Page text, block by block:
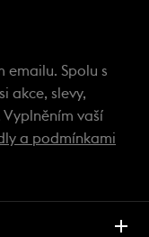
emailu. Spolu s
akce, slevy,
vaší
a podmínkami